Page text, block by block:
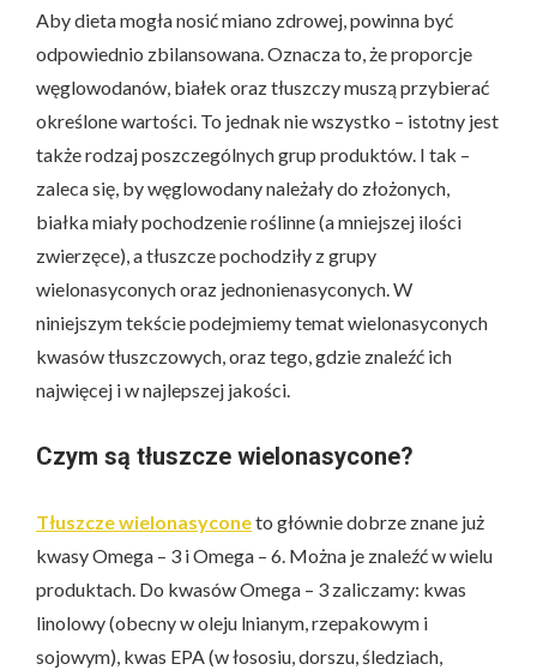
Aby dieta mogła nosić miano zdrowej, powinna być
odpowiednio zbilansowana. Oznacza to, że proporcje
węglowodanów, białek oraz tłuszczy muszą przybierać
określone wartości. To jednak nie wszystko – istotny jest
także rodzaj poszczególnych grup produktów. I tak –
zaleca się, by węglowodany należały do złożonych,
białka miały pochodzenie roślinne (a mniejszej ilości
zwierzęce), a tłuszcze pochodziły z grupy
wielonasyconych oraz jednonienasyconych. W
niniejszym tekście podejmiemy temat wielonasyconych
kwasów tłuszczowych, oraz tego, gdzie znaleźć ich
najwięcej i w najlepszej jakości.
Czym są tłuszcze wielonasycone?
Tłuszcze wielonasyconeto głównie dobrze znane już
kwasy Omega – 3 i Omega – 6. Można je znaleźć w wielu
produktach. Do kwasów Omega – 3 zaliczamy: kwas
linolowy (obecny w oleju lnianym, rzepakowym i
sojowym), kwas EPA (w łososiu, dorszu, śledziach,